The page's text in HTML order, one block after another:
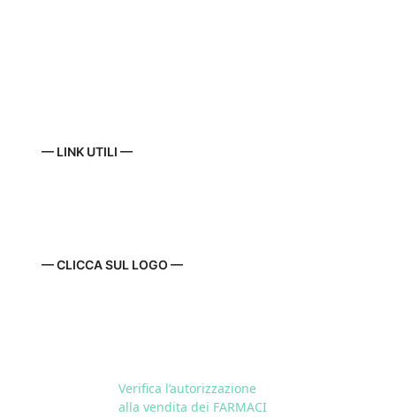
— LINK UTILI —
— CLICCA SUL LOGO —
Verifica l’autorizzazione
alla vendita dei FARMACI